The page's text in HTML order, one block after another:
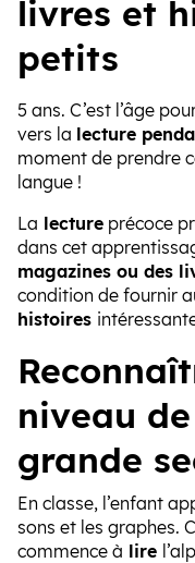
livres et
petits
5 ans. C’est l’âge
vers la lecture
moment de prendre
langue !
La lecture précoce
dans cet
magazines ou des
condition de fournir
histoires
niveau
grande
En classe, l’enfant
sons et les graphes.
commence à lire